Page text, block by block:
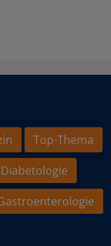
Top-Thema
Diabetologie